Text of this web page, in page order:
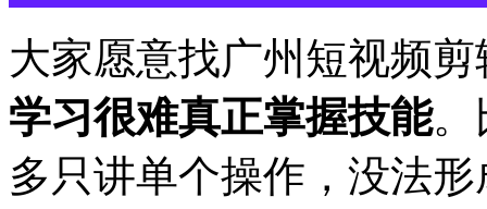
大家愿意找广州短视频
学习很难真正掌握技能。
多只讲单个操作，没法